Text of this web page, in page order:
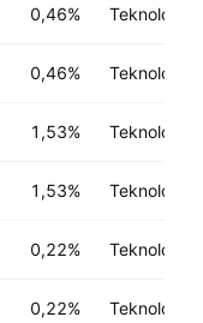
0,46% Teknologi
0,46% Teknologi
1,53% Teknologi
1,53% Teknologi
0,22% Teknologi
0,22% Teknologi